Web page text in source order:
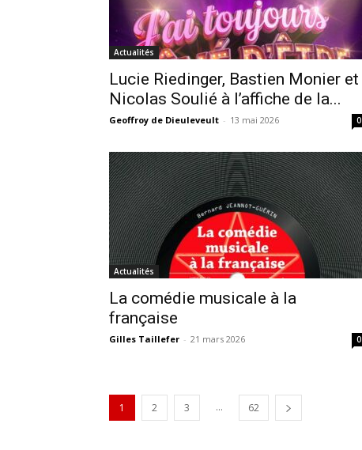
Actualités
Lucie Riedinger, Bastien Monier et
Nicolas Soulié à l’affiche de la...
Geoffroy de Dieuleveult - 13 mai 2026 0
Actualités
La comédie musicale à la
française
Gilles Taillefer - 21 mars 2026 0
1 2 3 ... 62